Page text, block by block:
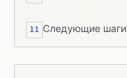
11 Следующие шаги